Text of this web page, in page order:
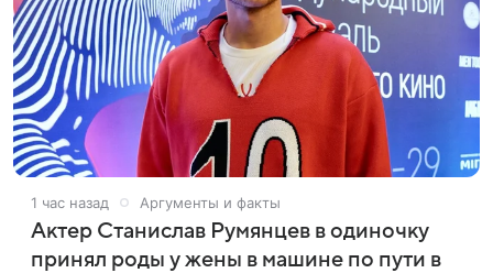
1 час назад Аргументы и факты
Актер Станислав Румянцев в одиночку
принял роды у жены в машине по пути в